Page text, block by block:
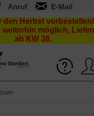
Anruf
den Herbst vorbestellen!
möglich,
ab KW 38.